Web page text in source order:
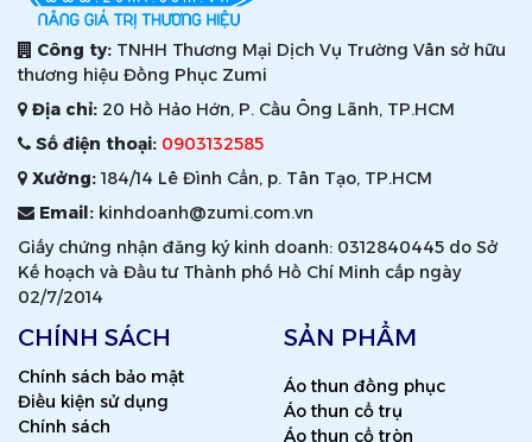
Công ty: TNHH Thương Mại Dịch Vụ Trường Vân sở hữu
thương hiệu Đồng Phục Zumi
Địa chỉ: 20 Hồ Hảo Hớn, P. Cầu Ông Lãnh, TP.HCM
Số điện thoại: 0903132585
Xưởng:184/14 Lê Đình Cẩn, p. Tân Tạo, TP.HCM
Email: kinhdoanh@zumi.com.vn
Giấy chứng nhận đăng ký kinh doanh: 0312840445 do Sở
Kế hoạch và Đầu tư Thành phố Hồ Chí Minh cấp ngày
02/7/2014
CHÍNH SÁCH
Chính sách bảo mật
Điều kiện sử dụng
Chính sách
SẢN PHẨM
Áo thun đồng phục
Áo thun cổ trụ
Áo thun cổ tròn